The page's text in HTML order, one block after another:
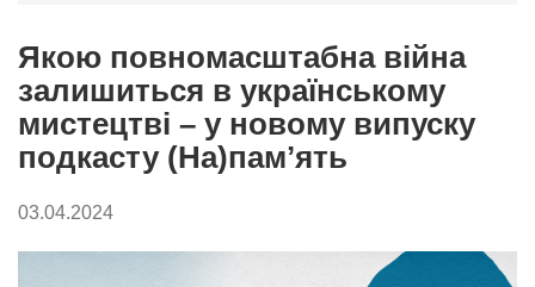
Якою повномасштабна війна
залишиться в українському
мистецтві – у новому випуску
подкасту (На)памʼять
03.04.2024